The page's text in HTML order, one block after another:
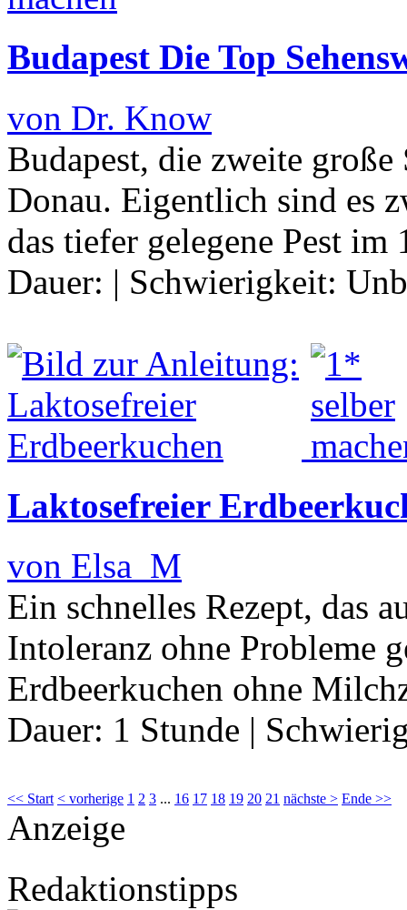
Budapest Die Top
von Dr. Know
Budapest, die zweite
Donau. Eigentlich sind es
das tiefer gelegene Pest
Dauer: | Schwierigkeit:
Laktosefreier
von Elsa_M
Ein schnelles Rezept, das
Intoleranz ohne Probleme
Erdbeerkuchen ohne
Dauer: 1 Stunde |
<< Start < vorherige 1 2 3 ... 16 17 18 19 20 21 nächste > Ende >>
Anzeige
Redaktionstipps